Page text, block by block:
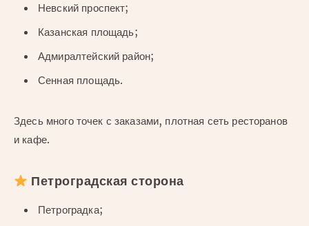
Невский проспект;
Казанская площадь;
Адмиралтейский район;
Сенная площадь.
Здесь много точек с заказами, плотная сеть ресторанов
и кафе.
Петроградская сторона
Петроградка;